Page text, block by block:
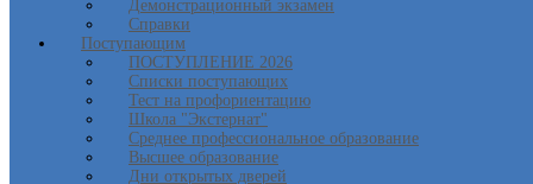
Демонстрационный экзамен
Справки
Поступающим
ПОСТУПЛЕНИЕ 2026
Списки поступающих
Тест на профориентацию
Школа "Экстернат"
Среднее профессиональное образование
Высшее образование
Дни открытых дверей